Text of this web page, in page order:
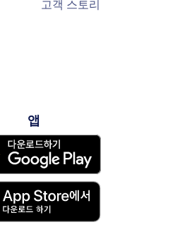
고객 스토리
앱